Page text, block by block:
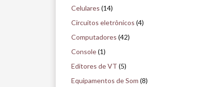
Celulares (14)
Circuitos eletrônicos (4)
Computadores (42)
Console(1)
Editores de VT (5)
Equipamentos de Som (8)